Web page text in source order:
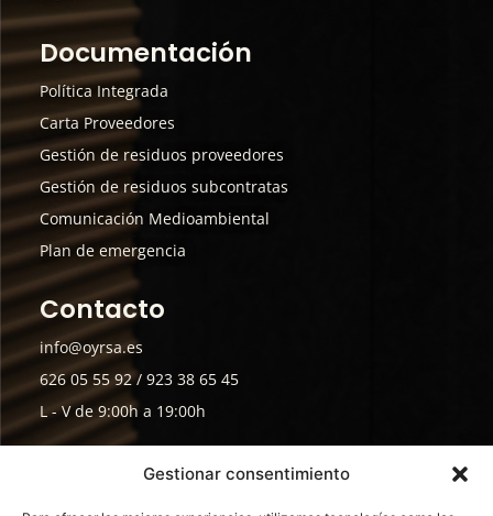
Gestionar consentimiento
Documentación
Política Integrada
Carta Proveedores
Gestión de residuos proveedores
Gestión de residuos subcontratas
Comunicación Medioambiental
Plan de emergencia
Contacto
info@oyrsa.es
626 05 55 92 / 923 38 65 45
L - V de 9:00h a 19:00h